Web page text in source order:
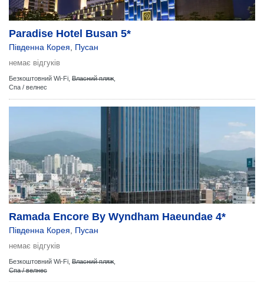
Paradise Hotel Busan 5*
Південна Корея Пусан
немає відгуків
Безкоштовний Wi-Fi, Власний пляж
Спа / велнес
Ramada Encore By Wyndham Haeundae 4*
Південна Корея Пусан
немає відгуків
Безкоштовний Wi-Fi, Власний пляж
Спа / велнес